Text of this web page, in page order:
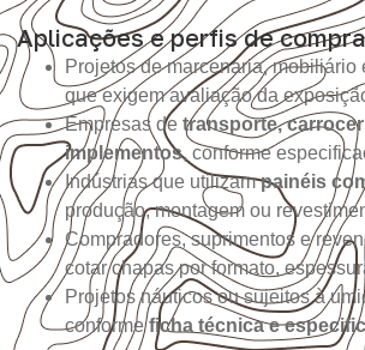
Aplicações e perfis de compra
Projetos de marcenaria, mobiliário
que exigem avaliação da
Empresas de transporte,
implementos, conforme
Indústrias que utilizampainéis
produção, montagem ou
Compradores, suprimentos e
cotar chapas por formato,
Projetos náuticos ou sujeitos à
conformeficha técnica e